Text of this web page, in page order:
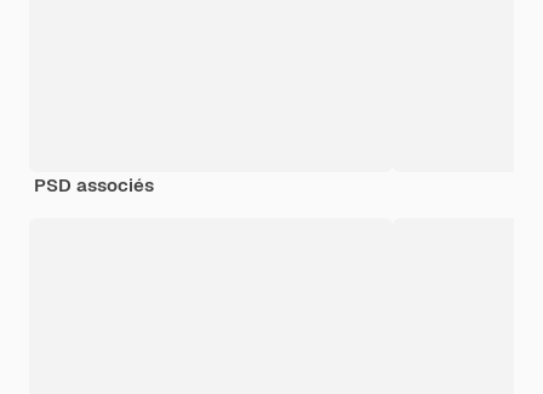
PSD associés